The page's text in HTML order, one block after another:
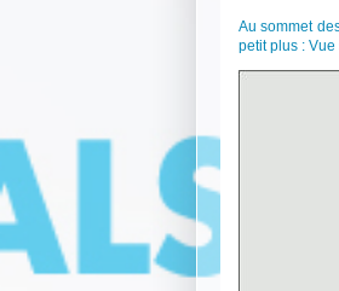
Au sommet
petit plus :